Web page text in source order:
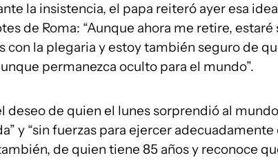
la insistencia, el papa reiteró ayer esa
de Roma: “Aunque ahora me retire,
con la plegaria y estoy también seguro de
permanezca oculto para el mundo”.
deseo de quien el lunes sorprendió al
y “sin fuerzas para ejercer
de quien tiene 85 años y reconoce